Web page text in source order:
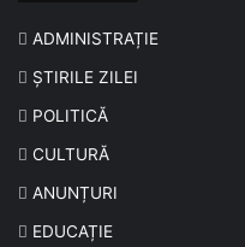
ADMINISTRAȚIE
ȘTIRILE ZILEI
POLITICĂ
CULTURĂ
ANUNȚURI
EDUCAȚIE